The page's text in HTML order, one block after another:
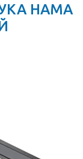
HAMA